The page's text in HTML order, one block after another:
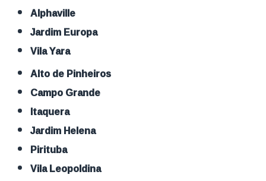
Alphaville
Jardim Europa
Vila Yara
Alto de Pinheiros
Campo Grande
Itaquera
Jardim Helena
Pirituba
Vila Leopoldina